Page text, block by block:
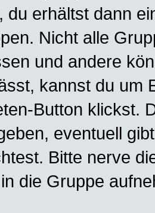
du erhältst dann
Nicht alle
und andere
kannst du um
Button klickst.
eventuell
Bitte nerve
die Gruppe